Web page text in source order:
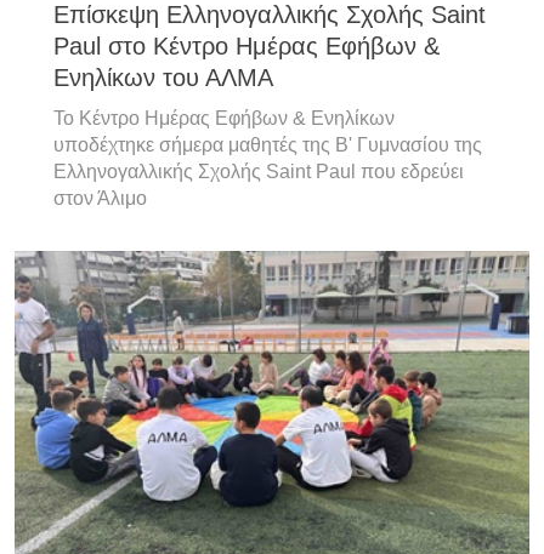
Επίσκεψη Ελληνογαλλικής Σχολής Saint
Paul στο Κέντρο Ημέρας Εφήβων &
Ενηλίκων του ΑΛΜΑ
Το Κέντρο Ημέρας Εφήβων & Ενηλίκων
υποδέχτηκε σήμερα μαθητές της Β' Γυμνασίου της
Ελληνογαλλικής Σχολής Saint Paul που εδρεύει
στον Άλιμο